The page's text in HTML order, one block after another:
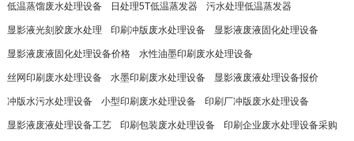
低温蒸馏废水处理设备 日处理5T低温蒸发器 污水处理低温蒸发器
显影液光刻胶废水处理 印刷冲版废水处理设备 显影液废液固化处理设备
显影液废液固化处理设备价格 水性油墨印刷废水处理设备
丝网印刷废水处理设备 水墨印刷废水处理设备 显影液废液处理设备报价
冲版水污水处理设备 小型印刷废水处理设备 印刷厂冲版废水处理设备
显影液废液处理设备工艺 印刷包装废水处理设备 印刷企业废水处理设备采购